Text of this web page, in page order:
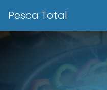
Pesca Total